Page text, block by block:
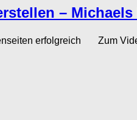
–
erfolgreich Zum